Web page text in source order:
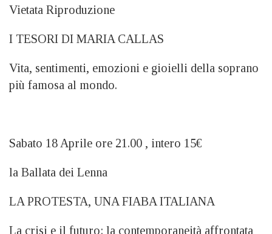
Vietata Riproduzione
I TESORI DI MARIA CALLAS
Vita, sentimenti, emozioni e gioielli della soprano
più famosa al mondo.
Sabato 18 Aprile ore 21.00 , intero 15€
la Ballata dei Lenna
LA PROTESTA, UNA FIABA ITALIANA
La crisi e il futuro: la contemporaneità affrontata